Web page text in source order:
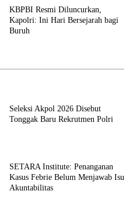
KBPBI Resmi Diluncurkan,
Kapolri: Ini Hari Bersejarah bagi
Buruh
Seleksi Akpol 2026 Disebut
Tonggak Baru Rekrutmen Polri
SETARA Institute: Penanganan
Kasus Febrie Belum Menjawab Isu
Akuntabilitas